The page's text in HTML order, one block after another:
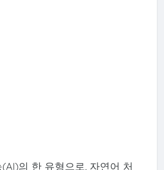
의 한 유형으로, 자연어 처